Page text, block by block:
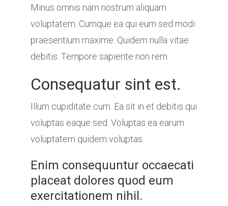
Minus omnis nam nostrum aliquam
voluptatem. Cumque ea qui eum sed modi
praesentium maxime. Quidem nulla vitae
debitis. Tempore sapiente non rem.
Consequatur sint est.
Illum cupiditate cum. Ea sit in et debitis qui
voluptas eaque sed. Voluptas ea earum
voluptatem quidem voluptas.
Enim consequuntur occaecati
placeat dolores quod eum
exercitationem nihil.